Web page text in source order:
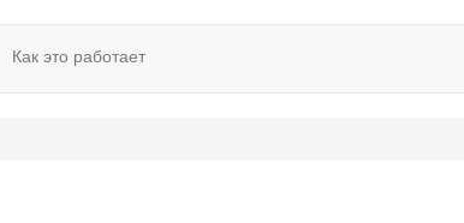
Как это работает